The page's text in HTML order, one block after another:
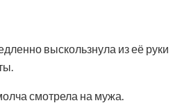
выскользнула из её руки
смотрела на мужа.